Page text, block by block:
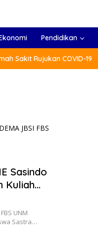
Pendidikan
Sakit Rujukan COVID-19
Sasindo
Kuliah
UNM
Sastra…